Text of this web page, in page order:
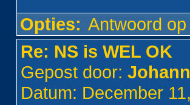
Opties: Antwoord
Re: NS is WEL OK
Gepost door:
Datum: December